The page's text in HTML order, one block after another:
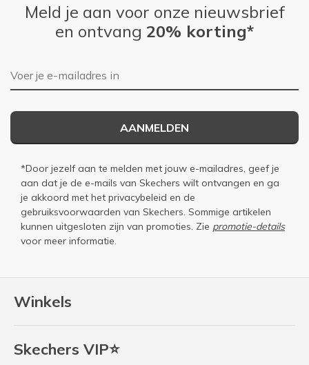
Winkels
Skechers VIP⭐
Meld je aan voor onze nieuwsbrief
en ontvang 20% korting*
E-mailadres
AANMELDEN
*Door jezelf aan te melden met jouw e-mailadres, geef je
aan dat je de e-mails van Skechers wilt ontvangen en ga
je akkoord met het privacybeleid en de
gebruiksvoorwaarden van Skechers. Sommige artikelen
kunnen uitgesloten zijn van promoties. Zie promotie-details
voor meer informatie.